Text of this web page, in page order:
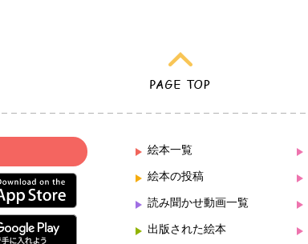
絵本一覧
絵本の投稿
読み聞かせ動画一覧
出版された絵本